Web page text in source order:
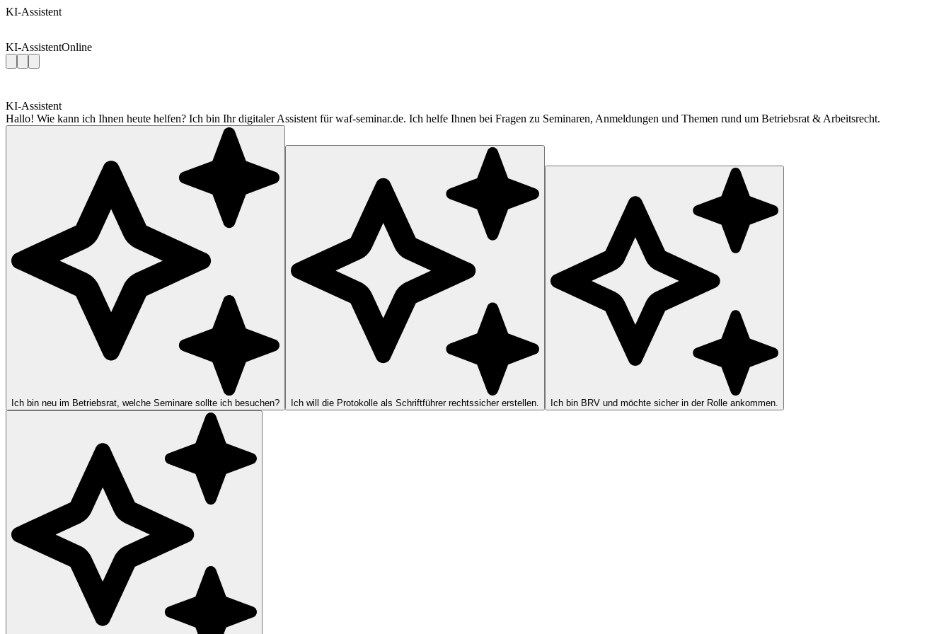
KI-Assistent
KI-AssistentOnline
KI-Assistent
Hallo! Wie kann ich Ihnen heute helfen? Ich bin Ihr digitaler Assistent für waf-seminar.de. Ich helfe Ihnen bei Fragen zu Seminaren, Anmeldungen und Themen rund um Betriebsrat & Arbeitsrecht.
Ich bin neu im Betriebsrat, welche Seminare sollte ich besuchen? Ich will die Protokolle als Schriftführer rechtssicher erstellen. Ich bin BRV und möchte sicher in der Rolle ankommen.